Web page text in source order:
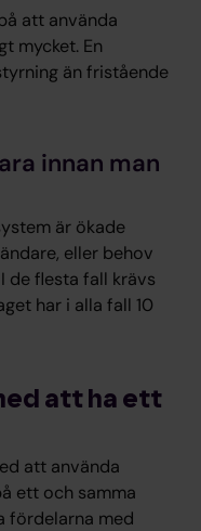
att använda
mycket. En
än fristående
innan man
är ökade
eller behov
de flesta fall krävs
har i alla fall 10
att ha ett
att använda
ett och samma
fördelarna med